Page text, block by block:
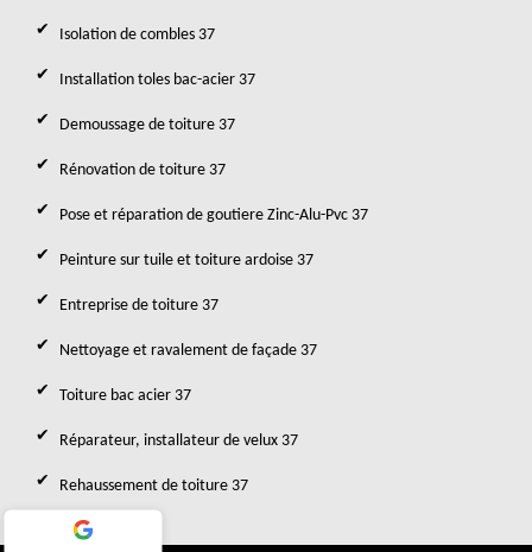
Isolation de combles 37
Installation toles bac-acier 37
Demoussage de toiture 37
Rénovation de toiture 37
Pose et réparation de goutiere Zinc-Alu-Pvc 37
Peinture sur tuile et toiture ardoise 37
Entreprise de toiture 37
Nettoyage et ravalement de façade 37
Toiture bac acier 37
Réparateur, installateur de velux 37
Rehaussement de toiture 37